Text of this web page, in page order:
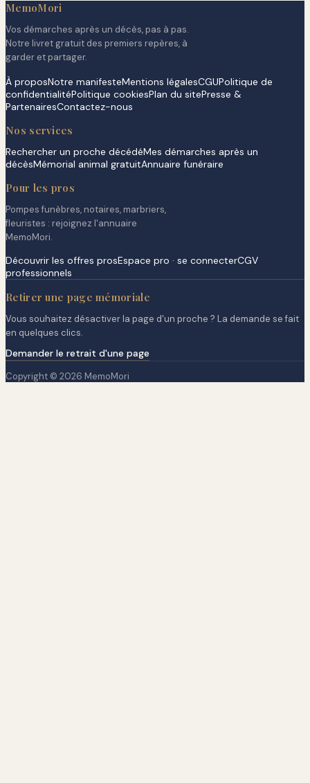
MemoMori
Vos démarches après un décès, pas à pas.
Notre livret gratuit des premiers repères, à
garder et partager.
À proposNotre manifesteMentions légalesCGUPolitique de
confidentialitéPolitique cookiesPlan du sitePresse &
PartenairesContactez-nous
Nos services
Rechercher un proche décédéMes démarches après un
décèsMémorial animal gratuitAnnuaire funéraire
Pour les pros
Pompes funèbres, notaires, marbriers,
fleuristes : rejoignez l'annuaire
MemoMori.
Découvrir les offres prosEspace pro · se connecterCGV
professionnels
Retirer une page mémoriale
Vous souhaitez désactiver la page d'un proche ? La demande se fait
en quelques clics.
Demander le retrait d'une page
Copyright © 2026 MemoMori